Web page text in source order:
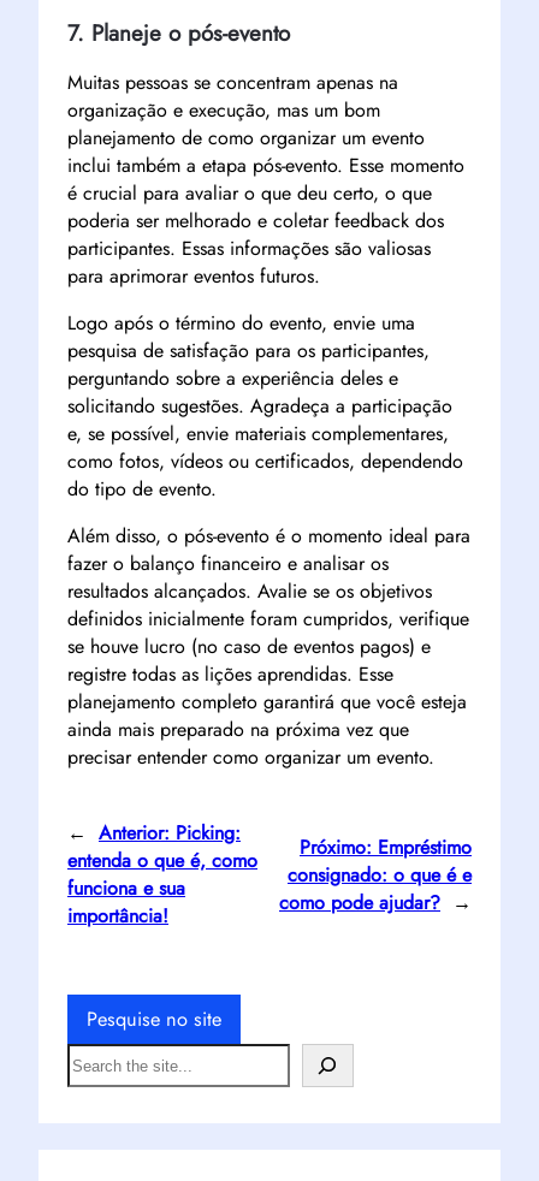
7. Planeje o pós-evento
Muitas pessoas se concentram apenas na
organização e execução, mas um bom
planejamento de como organizar um evento
inclui também a etapa pós-evento. Esse momento
é crucial para avaliar o que deu certo, o que
poderia ser melhorado e coletar feedback dos
participantes. Essas informações são valiosas
para aprimorar eventos futuros.
Logo após o término do evento, envie uma
pesquisa de satisfação para os participantes,
perguntando sobre a experiência deles e
solicitando sugestões. Agradeça a participação
e, se possível, envie materiais complementares,
como fotos, vídeos ou certificados, dependendo
do tipo de evento.
Além disso, o pós-evento é o momento ideal para
fazer o balanço financeiro e analisar os
resultados alcançados. Avalie se os objetivos
definidos inicialmente foram cumpridos, verifique
se houve lucro (no caso de eventos pagos) e
registre todas as lições aprendidas. Esse
planejamento completo garantirá que você esteja
ainda mais preparado na próxima vez que
precisar entender como organizar um evento.
← Anterior: Picking:
entenda o que é, como
funciona e sua
importância!
Próximo: Empréstimo
consignado: o que é e
como pode ajudar? →
Pesquise no site
S
e